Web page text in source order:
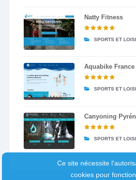
Natty Fitness
SPORTS ET
Aquabike France
SPORTS ET
Canyoning
SPORTS ET
Ce site nécessite
cookies pour